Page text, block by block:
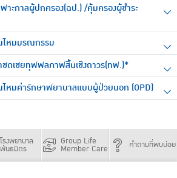
พาะกาลผู้ปกครอง(ฉป.) /คุ้มครองผู้ชำระ
ไหมมรณกรรม
ชดเชยทุพพลภาพสิ้นเชิงถาวร(ทพ.)*
ไหมค่ารักษาพยาบาลแบบผู้ป่วยนอก (OPD)
โรงพยาบาล
พันธมิตร
Group Life
Member Care คำถามที่พบบ่อย